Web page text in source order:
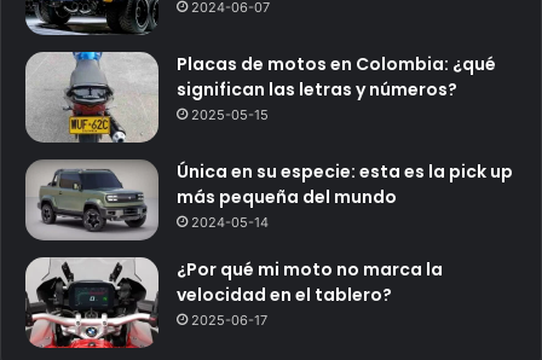
2024-06-07
Placas de motos en Colombia: ¿qué
significan las letras y números?
2025-05-15
Única en su especie: esta es la pick up
más pequeña del mundo
2024-05-14
¿Por qué mi moto no marca la
velocidad en el tablero?
2025-06-17